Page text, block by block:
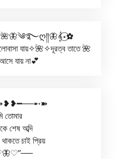
যায়✧🌺✧দূরত্ব তাতে 🌺
যায় না💕
তোমার
শেষ অব্দি
চাই প্রিয়